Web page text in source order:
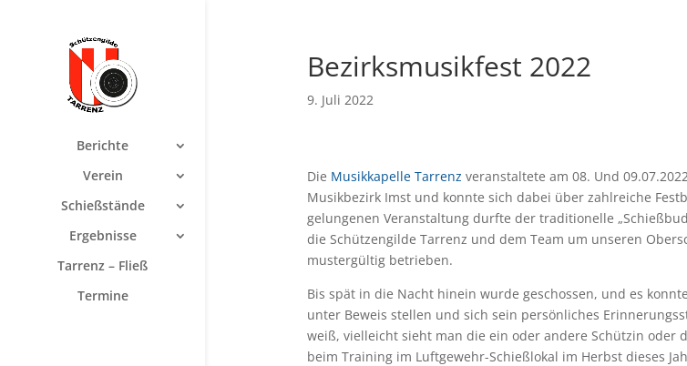
Berichte
Verein
Schießstände
Ergebnisse
Tarrenz – Fließ
Termine
Bezirksmusikfest 2022
9. Juli 2022
Die Musikkapelle Tarrenz veranstaltete am 08. Und
Musikbezirk Imst und konnte sich dabei über zahlreiche
gelungenen Veranstaltung durfte der traditionelle
die Schützengilde Tarrenz und dem Team um unseren
mustergültig betrieben.
Bis spät in die Nacht hinein wurde geschossen, und es
unter Beweis stellen und sich sein persönliches
weiß, vielleicht sieht man die ein oder andere Schützin oder
beim Training im Luftgewehr-Schießlokal im Herbst dieses